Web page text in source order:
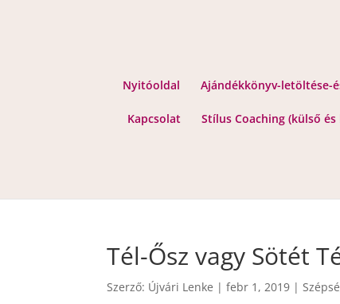
Nyitóoldal Ajándékkönyv-letöltése-
Kapcsolat Stílus Coaching (külső
Tél-Ősz vagy Sötét
Szerző: Újvári Lenke |febr 1, 2019 |